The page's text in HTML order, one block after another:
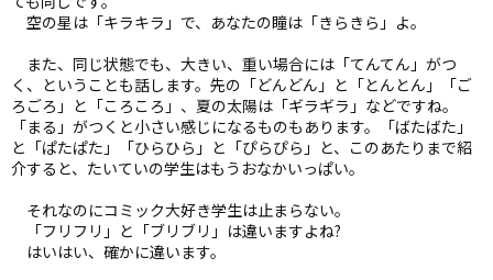
空の星は「キラキラ」で、あなたの瞳は「きらきら」よ。
また、同じ状態でも、大きい、重い場合には「てんてん」がつ
く、ということも話します。先の「どんどん」と「とんとん」「ご
ろごろ」と「ころころ」、夏の太陽は「ギラギラ」などですね。
「まる」がつくと小さい感じになるものもあります。「ばたばた」
と「ぱたぱた」「ひらひら」と「ぴらぴら」と、このあたりまで紹
介すると、たいていの学生はもうおなかいっぱい。
それなのにコミック大好き学生は止まらない。
「フリフリ」と「ブリブリ」は違いますよね?
はいはい、確かに違います。